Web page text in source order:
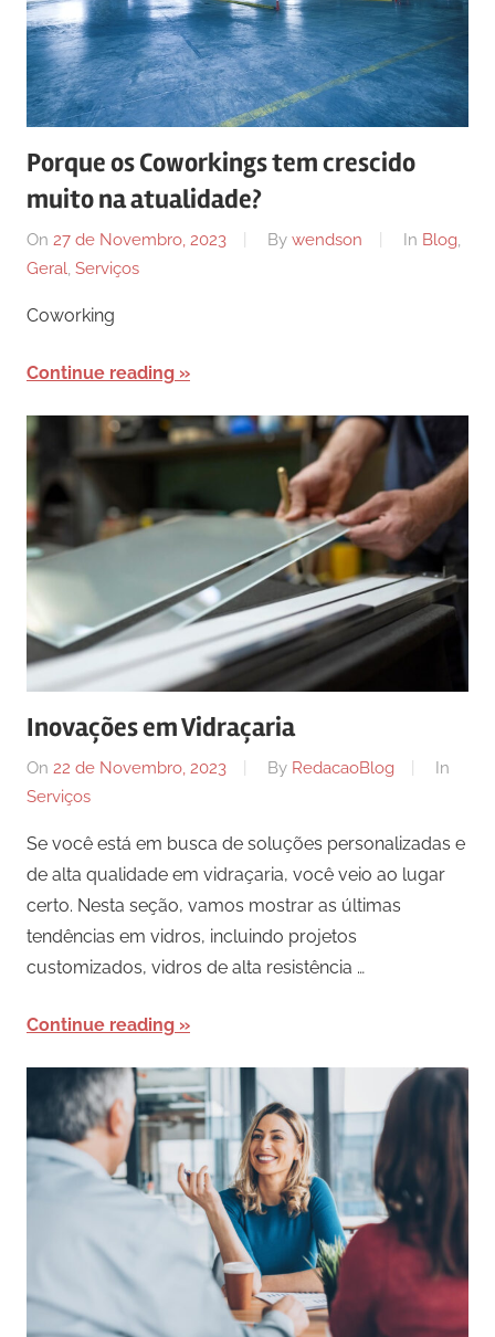
Porque os Coworkings tem crescido
muito na atualidade?
On 27 de Novembro, 2023 By wendson In Blog,
Geral, Serviços
Coworking
Continue reading
Inovações em Vidraçaria
On 22 de Novembro, 2023 By RedacaoBlog
In
Serviços
Se você está em busca de soluções personalizadas e
de alta qualidade em vidraçaria, você veio ao lugar
certo. Nesta seção, vamos mostrar as últimas
tendências em vidros, incluindo projetos
customizados, vidros de alta resistência …
Continue reading